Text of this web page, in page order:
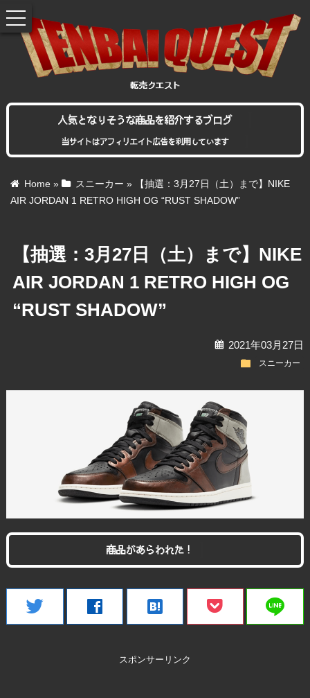
人気となりそうな商品を紹介するブログ
当サイトはアフィリエイト広告を利用しています
Home » スニーカー »
【抽選：3月27日（土）まで】NIKE
AIR JORDAN 1 RETRO HIGH OG “RUST SHADOW”
【抽選：3月27日（土）まで】NIKE
AIR JORDAN 1 RETRO HIGH OG
“RUST SHADOW”
calendar2021年03月27日
folder スニーカー
商品があらわれた！
twitter facebook hatenabookmark line
スポンサーリンク
toggle
navigation